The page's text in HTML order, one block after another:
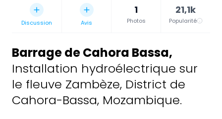
Discussion Avis
1
Photos
21,1k
Popularité
Barrage de Cahora Bassa,
Installation hydroélectrique sur
le fleuve Zambèze, District de
Cahora-Bassa, Mozambique.